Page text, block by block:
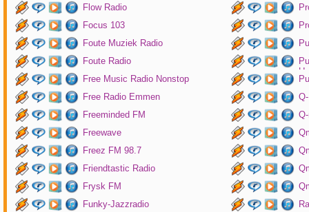
Flow Radio
Focus 103
Foute Muziek Radio
Foute Radio
Free Music Radio Nonstop
Free Radio Emmen
Freeminded FM
Freewave
Freez FM 98.7
Friendtastic Radio
Frysk FM
Funky-Jazzradio